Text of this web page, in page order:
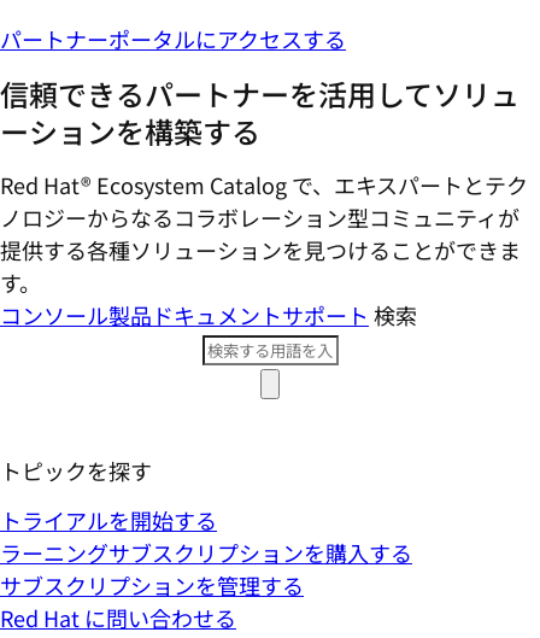
パートナーポータルにアクセスする
信頼できるパートナーを活用してソリュ
ーションを構築する
Red Hat® Ecosystem Catalog で、エキスパートとテク
ノロジーからなるコラボレーション型コミ​ュニティが
提供する各種ソリューションを見つけることができま
す。
コンソール製品ドキュメントサポート 検索
トピックを探す
トライアルを開始する
ラーニングサブスクリプションを購入する
サブスクリプションを管理する
Red Hat に問い合わせる